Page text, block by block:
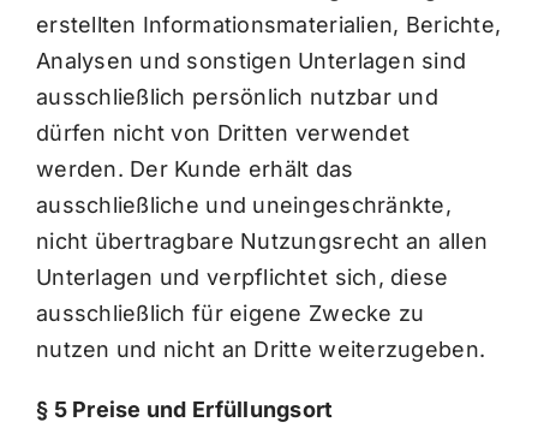
erstellten Informationsmaterialien, Berichte,
Analysen und sonstigen Unterlagen sind
ausschließlich persönlich nutzbar und
dürfen nicht von Dritten verwendet
werden. Der Kunde erhält das
ausschließliche und uneingeschränkte,
nicht übertragbare Nutzungsrecht an allen
Unterlagen und verpflichtet sich, diese
ausschließlich für eigene Zwecke zu
nutzen und nicht an Dritte weiterzugeben.
§ 5 Preise und Erfüllungsort